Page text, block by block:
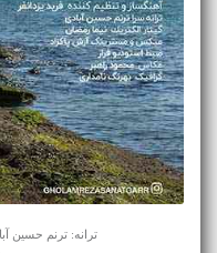
ترانه: ترنم حسین